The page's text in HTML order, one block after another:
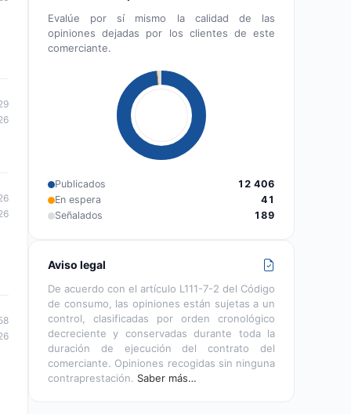
Evalúe por sí mismo la calidad de las
opiniones dejadas por los clientes de este
comerciante.
Publicados
12 406
En espera
41
Señalados
189
Aviso legal
De acuerdo con el artículo L111-7-2 del Código
de consumo, las opiniones están sujetas a un
control, clasificadas por orden cronológico
decreciente y conservadas durante toda la
duración de ejecución del contrato del
comerciante. Opiniones recogidas sin ninguna
contraprestación. Saber más…